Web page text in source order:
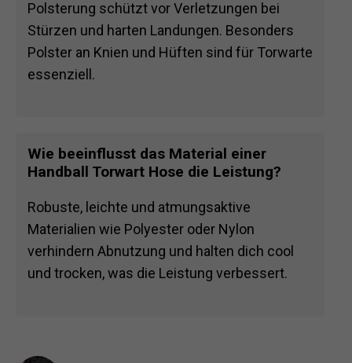
Polsterung schützt vor Verletzungen bei
Stürzen und harten Landungen. Besonders
Polster an Knien und Hüften sind für Torwarte
essenziell.
Wie beeinflusst das Material einer
Handball Torwart Hose die Leistung?
Robuste, leichte und atmungsaktive
Materialien wie Polyester oder Nylon
verhindern Abnutzung und halten dich cool
und trocken, was die Leistung verbessert.